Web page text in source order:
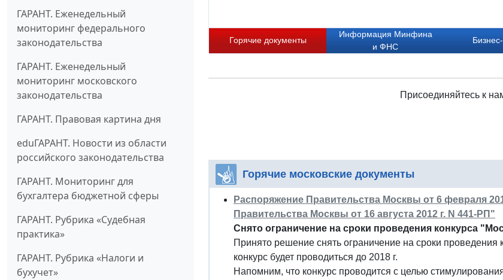
ГАРАНТ. Еженедельный
мониторинг федерального
законодательства
ГАРАНТ. Еженедельный
мониторинг московского
законодательства
ГАРАНТ. Правовая картина дня
eduГАРАНТ. Новости из области
российского законодательства
ГАРАНТ. Мониторинг для
бухгалтера бюджетной сферы
ГАРАНТ. Рубрика «Судебная
практика»
ГАРАНТ. Рубрика «Налоги и
бухучет»
Горячие документы
Информация Минфина
и ФНС
Присоединяйтесь к
Горячие московские документы
Распоряжение Правительства Москвы от 6 февраля
Правительства Москвы от 16 августа 2012 г. N 441-РП"
Снято ограничение на сроки проведения конкурса
Принято решение снять ограничение на сроки
конкурс будет проводиться до 2018 г.
Напомним, что конкурс проводится с целью